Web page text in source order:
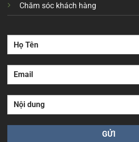
Chăm sóc khách hàng